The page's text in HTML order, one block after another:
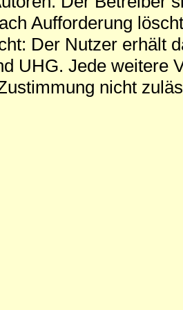
Aufforderung
Der Nutzer erhält
UHG. Jede weitere
nicht